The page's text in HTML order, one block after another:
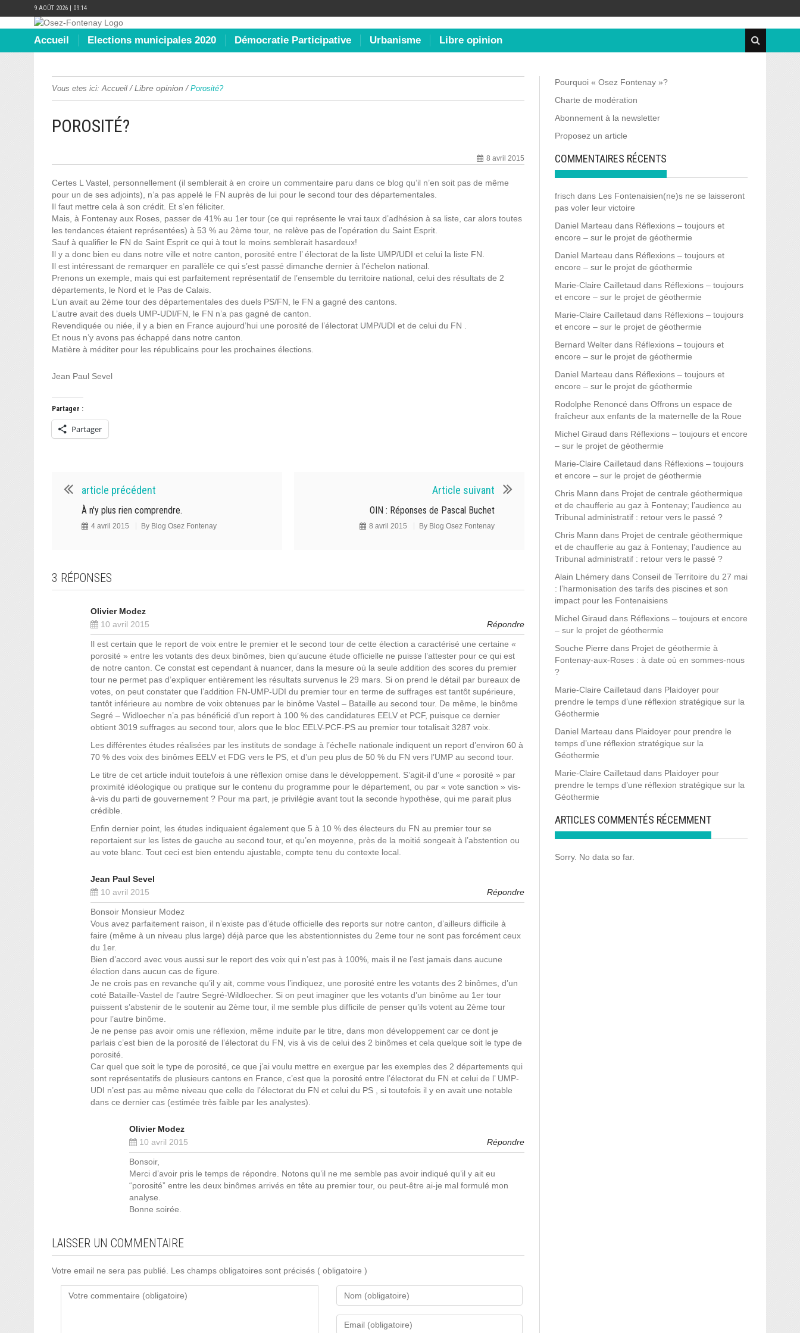
9 AOÛT 2026 | 09:14
Accueil Elections municipales 2020 Démocratie Participative Urbanisme Libre opinion
Vous etes ici: Accueil /Libre opinion / Porosité?
POROSITÉ?
8 avril 2015
Certes L Vastel, personnellement (il semblerait à en croire un commentaire paru dans ce blog qu’il n’en soit pas de même
pour un de ses adjoints), n’a pas appelé le FN auprès de lui pour le second tour des départementales.
Il faut mettre cela à son crédit. Et s’en féliciter.
Mais, à Fontenay aux Roses, passer de 41% au 1er tour (ce qui représente le vrai taux d’adhésion à sa liste, car alors toutes
les tendances étaient représentées) à 53 % au 2ème tour, ne relève pas de l’opération du Saint Esprit.
Sauf à qualifier le FN de Saint Esprit ce qui à tout le moins semblerait hasardeux!
Il y a donc bien eu dans notre ville et notre canton, porosité entre l’ électorat de la liste UMP/UDI et celui la liste FN.
Il est intéressant de remarquer en parallèle ce qui s’est passé dimanche dernier à l’échelon national.
Prenons un exemple, mais qui est parfaitement représentatif de l’ensemble du territoire national, celui des résultats de 2
départements, le Nord et le Pas de Calais.
L’un avait au 2ème tour des départementales des duels PS/FN, le FN a gagné des cantons.
L’autre avait des duels UMP-UDI/FN, le FN n’a pas gagné de canton.
Revendiquée ou niée, il y a bien en France aujourd’hui une porosité de l’électorat UMP/UDI et de celui du FN .
Et nous n’y avons pas échappé dans notre canton.
Matière à méditer pour les républicains pour les prochaines élections.
Jean Paul Sevel
Partager :
Partager
article précédent
À n'y plus rien comprendre.
4 avril 2015 By Blog Osez Fontenay
Article suivant
OIN : Réponses de Pascal Buchet
8 avril 2015 By Blog Osez Fontenay
3 RÉPONSES
Olivier Modez
10 avril 2015
Répondre
Il est certain que le report de voix entre le premier et le second tour de cette élection a caractérisé une certaine «
porosité » entre les votants des deux binômes, bien qu’aucune étude officielle ne puisse l’attester pour ce qui est
de notre canton. Ce constat est cependant à nuancer, dans la mesure où la seule addition des scores du premier
tour ne permet pas d’expliquer entièrement les résultats survenus le 29 mars. Si on prend le détail par bureaux de
votes, on peut constater que l’addition FN-UMP-UDI du premier tour en terme de suffrages est tantôt supérieure,
tantôt inférieure au nombre de voix obtenues par le binôme Vastel – Bataille au second tour. De même, le binôme
Segré – Widloecher n’a pas bénéficié d’un report à 100 % des candidatures EELV et PCF, puisque ce dernier
obtient 3019 suffrages au second tour, alors que le bloc EELV-PCF-PS au premier tour totalisait 3287 voix.
Les différentes études réalisées par les instituts de sondage à l’échelle nationale indiquent un report d’environ 60 à
70 % des voix des binômes EELV et FDG vers le PS, et d’un peu plus de 50 % du FN vers l’UMP au second tour.
Le titre de cet article induit toutefois à une réflexion omise dans le développement. S’agit-il d’une « porosité » par
proximité idéologique ou pratique sur le contenu du programme pour le département, ou par « vote sanction » vis-
à-vis du parti de gouvernement ? Pour ma part, je privilégie avant tout la seconde hypothèse, qui me parait plus
crédible.
Enfin dernier point, les études indiquaient également que 5 à 10 % des électeurs du FN au premier tour se
reportaient sur les listes de gauche au second tour, et qu’en moyenne, près de la moitié songeait à l’abstention ou
au vote blanc. Tout ceci est bien entendu ajustable, compte tenu du contexte local.
Jean Paul Sevel
10 avril 2015
Répondre
Bonsoir Monsieur Modez
Vous avez parfaitement raison, il n’existe pas d’étude officielle des reports sur notre canton, d’ailleurs difficile à
faire (même à un niveau plus large) déjà parce que les abstentionnistes du 2eme tour ne sont pas forcément ceux
du 1er.
Bien d’accord avec vous aussi sur le report des voix qui n’est pas à 100%, mais il ne l’est jamais dans aucune
élection dans aucun cas de figure.
Je ne crois pas en revanche qu’il y ait, comme vous l’indiquez, une porosité entre les votants des 2 binômes, d’un
coté Bataille-Vastel de l’autre Segré-Wildloecher. Si on peut imaginer que les votants d’un binôme au 1er tour
puissent s’abstenir de le soutenir au 2ème tour, il me semble plus difficile de penser qu’ils votent au 2ème tour
pour l’autre binôme.
Je ne pense pas avoir omis une réflexion, même induite par le titre, dans mon développement car ce dont je
parlais c’est bien de la porosité de l’électorat du FN, vis à vis de celui des 2 binômes et cela quelque soit le type de
porosité.
Car quel que soit le type de porosité, ce que j’ai voulu mettre en exergue par les exemples des 2 départements qui
sont représentatifs de plusieurs cantons en France, c’est que la porosité entre l’électorat du FN et celui de l’ UMP-
UDI n’est pas au même niveau que celle de l’électorat du FN et celui du PS , si toutefois il y en avait une notable
dans ce dernier cas (estimée très faible par les analystes).
Olivier Modez
10 avril 2015
Répondre
Bonsoir,
Merci d’avoir pris le temps de répondre. Notons qu’il ne me semble pas avoir indiqué qu’il y ait eu
“porosité” entre les deux binômes arrivés en tête au premier tour, ou peut-être ai-je mal formulé mon
analyse.
Bonne soirée.
LAISSER UN COMMENTAIRE
Votre email ne sera pas publié. Les champs obligatoires sont précisés ( obligatoire )
Pourquoi « Osez Fontenay »?
Charte de modération
Abonnement à la newsletter
Proposez un article
COMMENTAIRES RÉCENTS
frisch dans Les Fontenaisien(ne)s ne se laisseront
pas voler leur victoire
Daniel Marteau dans Réflexions – toujours et
encore – sur le projet de géothermie
Daniel Marteau dans Réflexions – toujours et
encore – sur le projet de géothermie
Marie-Claire Cailletaud dans Réflexions – toujours
et encore – sur le projet de géothermie
Marie-Claire Cailletaud dans Réflexions – toujours
et encore – sur le projet de géothermie
Bernard Welter dans Réflexions – toujours et
encore – sur le projet de géothermie
Daniel Marteau dans Réflexions – toujours et
encore – sur le projet de géothermie
Rodolphe Renoncé dans Offrons un espace de
fraîcheur aux enfants de la maternelle de la Roue
Michel Giraud dans Réflexions – toujours et encore
– sur le projet de géothermie
Marie-Claire Cailletaud dans Réflexions – toujours
et encore – sur le projet de géothermie
Chris Mann dans Projet de centrale géothermique
et de chaufferie au gaz à Fontenay; l’audience au
Tribunal administratif : retour vers le passé ?
Chris Mann dans Projet de centrale géothermique
et de chaufferie au gaz à Fontenay; l’audience au
Tribunal administratif : retour vers le passé ?
Alain Lhémery dans Conseil de Territoire du 27 mai
: l’harmonisation des tarifs des piscines et son
impact pour les Fontenaisiens
Michel Giraud dans Réflexions – toujours et encore
– sur le projet de géothermie
Souche Pierre dans Projet de géothermie à
Fontenay-aux-Roses : à date où en sommes-nous
?
Marie-Claire Cailletaud dans Plaidoyer pour
prendre le temps d’une réflexion stratégique sur la
Géothermie
Daniel Marteau dans Plaidoyer pour prendre le
temps d’une réflexion stratégique sur la
Géothermie
Marie-Claire Cailletaud dans Plaidoyer pour
prendre le temps d’une réflexion stratégique sur la
Géothermie
ARTICLES COMMENTÉS RÉCEMMENT
Sorry. No data so far.